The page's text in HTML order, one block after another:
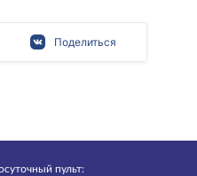
Поделиться
пульт: